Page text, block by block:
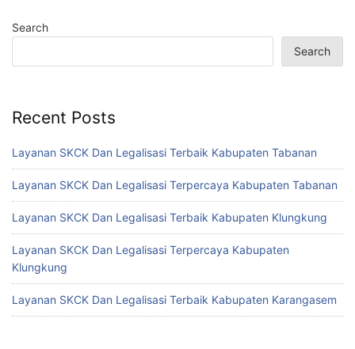
Search
Search
Recent Posts
Layanan SKCK Dan Legalisasi Terbaik Kabupaten Tabanan
Layanan SKCK Dan Legalisasi Terpercaya Kabupaten Tabanan
Layanan SKCK Dan Legalisasi Terbaik Kabupaten Klungkung
Layanan SKCK Dan Legalisasi Terpercaya Kabupaten
Klungkung
Layanan SKCK Dan Legalisasi Terbaik Kabupaten Karangasem